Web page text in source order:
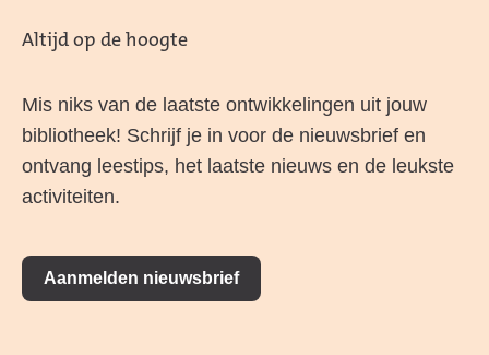
Altijd op de hoogte
Mis niks van de laatste ontwikkelingen uit jouw
bibliotheek! Schrijf je in voor de nieuwsbrief en
ontvang leestips, het laatste nieuws en de leukste
activiteiten.
Aanmelden nieuwsbrief